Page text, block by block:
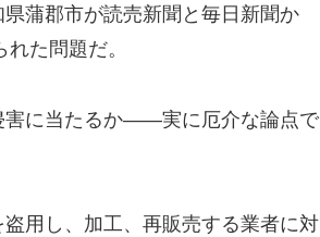
蒲郡市が読売新聞と毎日新聞か
た問題だ。
害に当たるか――実に厄介な論点で
用し、加工、再販売する業者に対